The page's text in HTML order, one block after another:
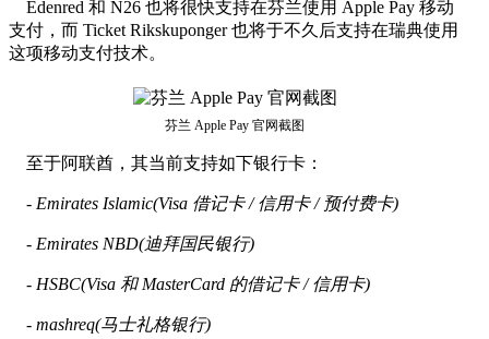
Edenred 和 N26 也将很快支持在芬兰使用 Apple Pay 移动
支付，而 Ticket Rikskuponger 也将于不久后支持在瑞典使用
这项移动支付技术。
芬兰 Apple Pay 官网截图
至于阿联酋，其当前支持如下银行卡：
- Emirates Islamic(Visa 借记卡 / 信用卡 / 预付费卡)
- Emirates NBD(迪拜国民银行)
- HSBC(Visa 和 MasterCard 的借记卡 / 信用卡)
- mashreq(马士礼格银行)